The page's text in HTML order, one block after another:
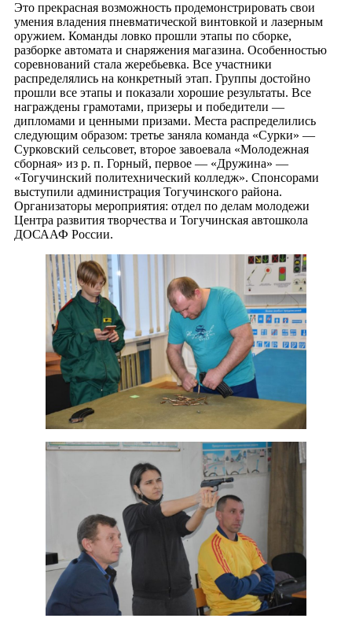
Это прекрасная возможность продемонстрировать свои
умения владения пневматической винтовкой и лазерным
оружием. Команды ловко прошли этапы по сборке,
разборке автомата и снаряжения магазина. Особенностью
соревнований стала жеребьевка. Все участники
распределялись на конкретный этап. Группы достойно
прошли все этапы и показали хорошие результаты. Все
награждены грамотами, призеры и победители —
дипломами и ценными призами. Места распределились
следующим образом: третье заняла команда «Сурки» —
Сурковский сельсовет, второе завоевала «Молодежная
сборная» из р. п. Горный, первое — «Дружина» —
«Тогучинский политехнический колледж». Спонсорами
выступили администрация Тогучинского района.
Организаторы мероприятия: отдел по делам молодежи
Центра развития творчества и Тогучинская автошкола
ДОСААФ России.